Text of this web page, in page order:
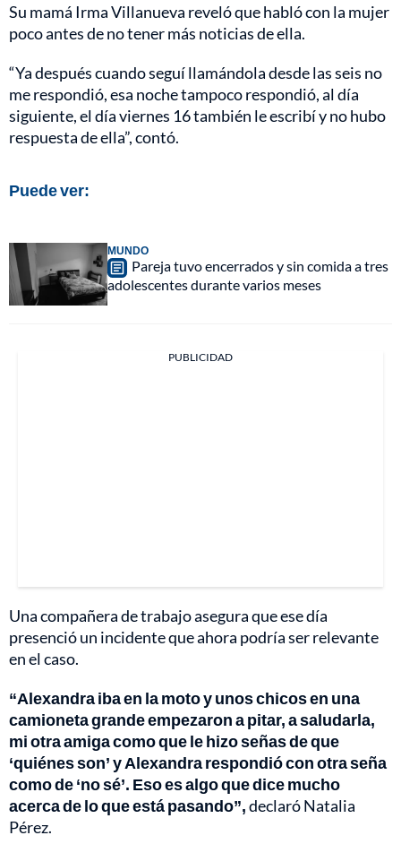
Su mamá Irma Villanueva reveló que habló con la mujer
poco antes de no tener más noticias de ella.
“Ya después cuando seguí llamándola desde las seis no
me respondió, esa noche tampoco respondió, al día
siguiente, el día viernes 16 también le escribí y no hubo
respuesta de ella”, contó.
Puede ver:
MUNDO
Pareja tuvo encerrados y sin comida a tres
adolescentes durante varios meses
PUBLICIDAD
Una compañera de trabajo asegura que ese día
presenció un incidente que ahora podría ser relevante
en el caso.
“Alexandra iba en la moto y unos chicos en una
camioneta grande empezaron a pitar, a saludarla,
mi otra amiga como que le hizo señas de que
‘quiénes son’ y Alexandra respondió con otra seña
como de ‘no sé’. Eso es algo que dice mucho
acerca de lo que está pasando”,declaró Natalia
Pérez.